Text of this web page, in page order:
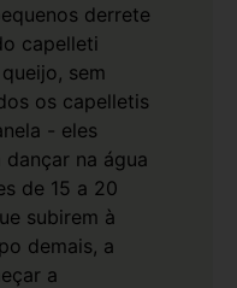
derrete
capelleti
sem
os capelletis
- eles
na água
de 15 a 20
subirem à
demais, a
a